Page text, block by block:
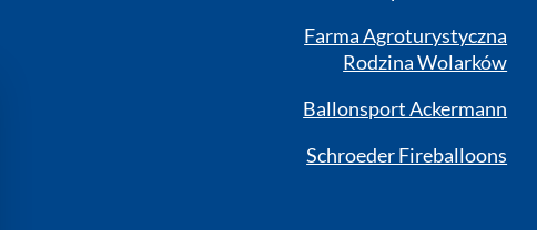
Farma Agroturystyczna
Rodzina Wolarków
Ballonsport Ackermann
Schroeder Fireballoons